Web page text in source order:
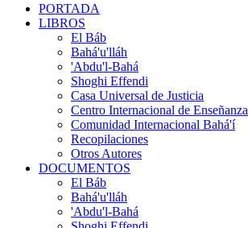
PORTADA
LIBROS
El Báb
Bahá'u'lláh
'Abdu'l-Bahá
Shoghi Effendi
Casa Universal de Justicia
Centro Internacional de Enseñanza
Comunidad Internacional Bahá'í
Recopilaciones
Otros Autores
DOCUMENTOS
El Báb
Bahá'u'lláh
'Abdu'l-Bahá